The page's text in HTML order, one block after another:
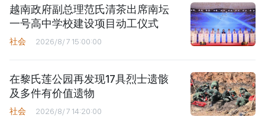
越南政府副总理范氏清茶出席南坛
一号高中学校建设项目动工仪式
社会 2026/8/7 15:00:00
在黎氏莲公园再发现17具烈士遗骸
及多件有价值遗物
社会 2026/8/7 14:20:00